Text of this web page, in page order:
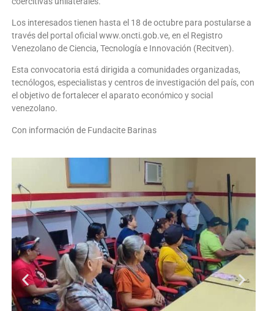
Los interesados tienen hasta el 18 de octubre para postularse a
través del portal oficial www.oncti.gob.ve, en el Registro
Venezolano de Ciencia, Tecnología e Innovación (Recitven).
Esta convocatoria está dirigida a comunidades organizadas,
tecnólogos, especialistas y centros de investigación del país, con
el objetivo de fortalecer el aparato económico y social
venezolano.
Con información de Fundacite Barinas